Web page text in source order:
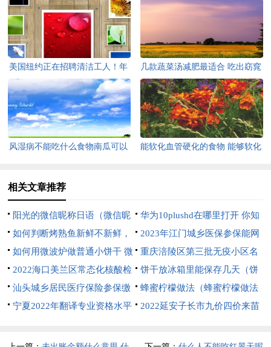
美国纽约正在招聘清洁工人！年
薪最高$8.3w！高中文凭即可
几款蔬菜汤减肥最适合 吃出窈窕
淑女！
风湿病不能吃什么食物南瓜可以
能软化血管硬化的食物 能够软化
相关文章推荐
阳光的微信昵称日语（微信昵
称 日语）
华为10plushd在哪里打开 你知
道吗
如何判断烤熟鱼新鲜不新鲜，
如何判断烤熟鱼新鲜不新鲜的区
别
2023年江门城乡医保参保能网
上缴费吗？
如何用微波炉做普通小饼干 微
波炉怎么做普通小饼干
重庆涪陵区第三批无疫小区名
单公布（11月30日）
2022海口美兰区常态化核酸检
测时间及采样点
饼干放冰箱里能保存几天（饼
干放冰箱里能保存几天啊）
汕头城乡居民医疗保险参保缴
费方式
蜂蜜柠檬做法（蜂蜜柠檬做法
腌制）
宁夏2022年翻译专业资格水平
2022延安子长市九价四价来苗